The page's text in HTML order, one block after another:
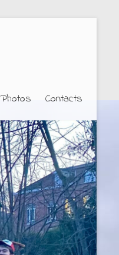
Photos Contacts